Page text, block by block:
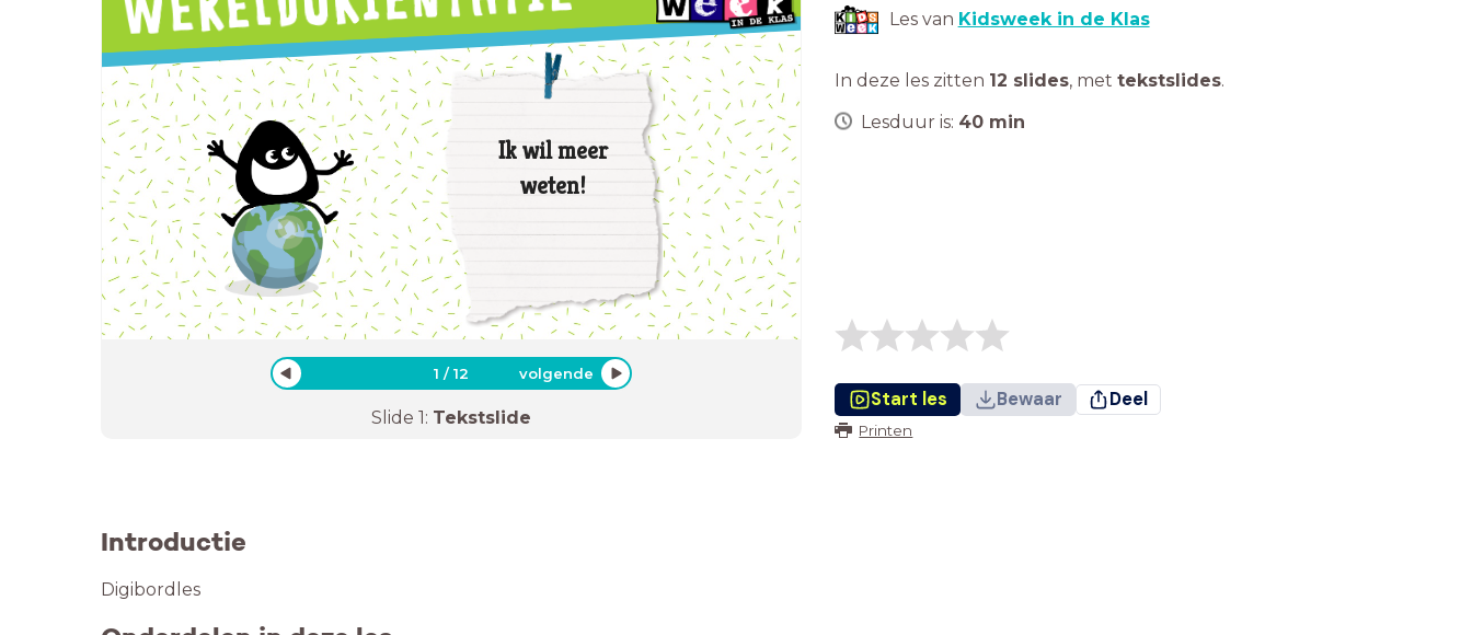
Ik wil meer
weten!
1 /12 volgende
Slide 1: Tekstslide
Les van Kidsweek in de Klas
In deze les zitten 12 slides, met tekstslides.
Lesduur is: 40 min
Start les Bewaar Deel
Printen
Introductie
Digibordles